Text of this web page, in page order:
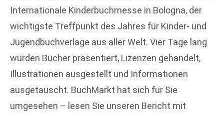
Internationale Kinderbuchmesse in Bologna, der
wichtigste Treffpunkt des Jahres für Kinder- und
Jugendbuchverlage aus aller Welt. Vier Tage lang
wurden Bücher präsentiert, Lizenzen gehandelt,
Illustrationen ausgestellt und Informationen
ausgetauscht. BuchMarkt hat sich für Sie
umgesehen – lesen Sie unseren Bericht mit